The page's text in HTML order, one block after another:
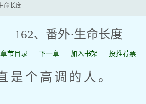
命长度
162、番外·生命长度
章节目录 下一章 加入书架 投推荐票
个高调的人。